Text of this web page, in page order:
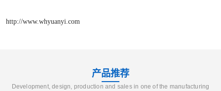
http://www.whyuanyi.com
产品推荐
Development, design, production and sales in one of the manufacturing